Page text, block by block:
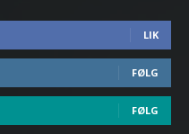
LIK
FØLG
FØLG